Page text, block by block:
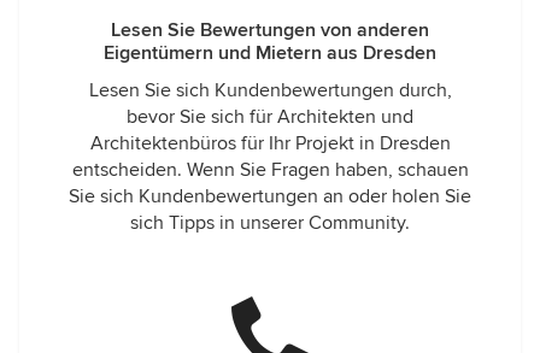
Lesen Sie Bewertungen von anderen
Eigentümern und Mietern aus Dresden
Lesen Sie sich Kundenbewertungen durch,
bevor Sie sich für Architekten und
Architektenbüros für Ihr Projekt in Dresden
entscheiden. Wenn Sie Fragen haben, schauen
Sie sich Kundenbewertungen an oder holen Sie
sich Tipps in unserer Community.